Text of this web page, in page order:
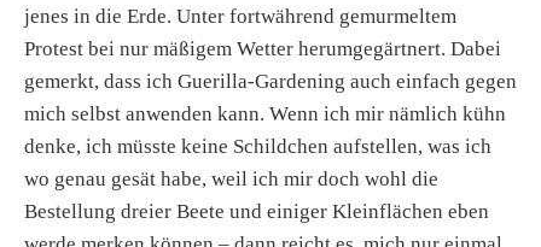
jenes in die Erde. Unter fortwährend gemurmeltem
Protest bei nur mäßigem Wetter herumgegärtnert. Dabei
gemerkt, dass ich Guerilla-Gardening auch einfach gegen
mich selbst anwenden kann. Wenn ich mir nämlich kühn
denke, ich müsste keine Schildchen aufstellen, was ich
wo genau gesät habe, weil ich mir doch wohl die
Bestellung dreier Beete und einiger Kleinflächen eben